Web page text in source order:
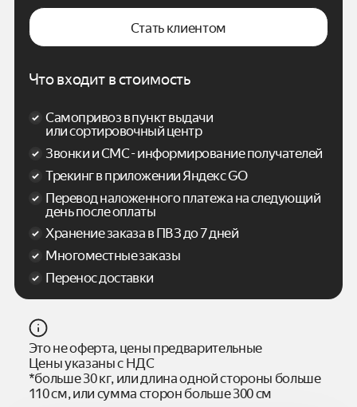
Стать клиентом
Что входит в стоимость
Самопривоз в пункт выдачи
или сортировочный центр
Звонки и СМС - информирование получателей
Трекинг в приложении Яндекс GO
Перевод наложенного платежа на следующий
день после оплаты
Хранение заказа в ПВЗ до 7 дней
Многоместные заказы
Перенос доставки
Это не оферта, цены предварительные
Цены указаны с НДС
*больше 30 кг, или длина одной стороны больше
110 см, или сумма сторон больше 300 см